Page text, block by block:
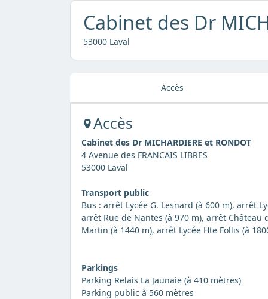
Cabinet des Dr
53000 Laval
Accès
Accès
Cabinet des Dr MICHARDIERE et RONDOT
4 Avenue des FRANCAIS LIBRES
53000 Laval
Transport public
Bus : arrêt Lycée G. Lesnard (à 600 m), arrêt
arrêt Rue de Nantes (à 970 m), arrêt
Martin (à 1440 m), arrêt Lycée Hte Follis (à
Parkings
Parking Relais La Jaunaie (à 410 mètres)
Parking public à 560 mètres